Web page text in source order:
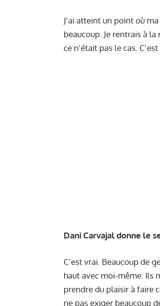
J'ai atteint un point où
beaucoup. Je rentrais à
ce n'était pas le cas.
Dani Carvajal donne le
C'est vrai. Beaucoup de
haut avec moi-même. Ils
prendre du plaisir à faire
ne pas exiger beaucoup